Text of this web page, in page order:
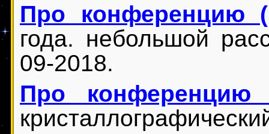
Про конференцию
года. небольшой
09-2018.
Про конференцию